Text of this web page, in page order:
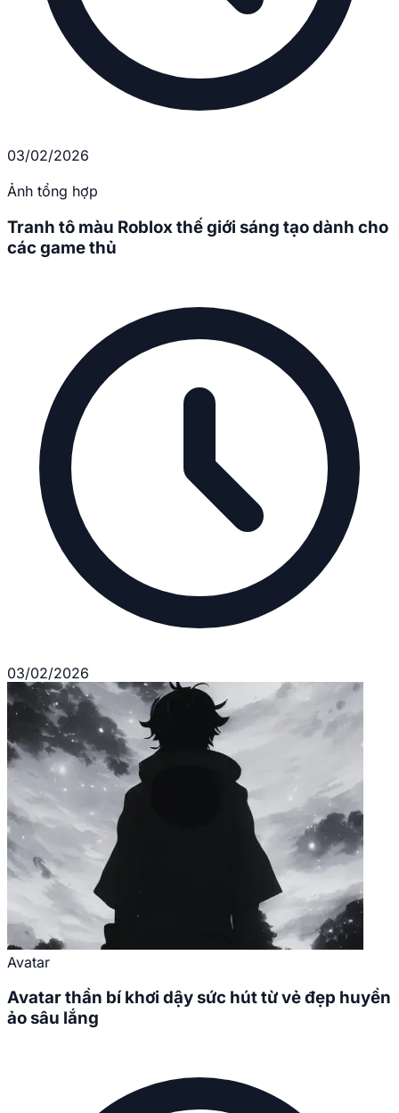
03/02/2026
Ảnh tổng hợp
Tranh tô màu Roblox thế giới sáng tạo dành cho
các game thủ
03/02/2026